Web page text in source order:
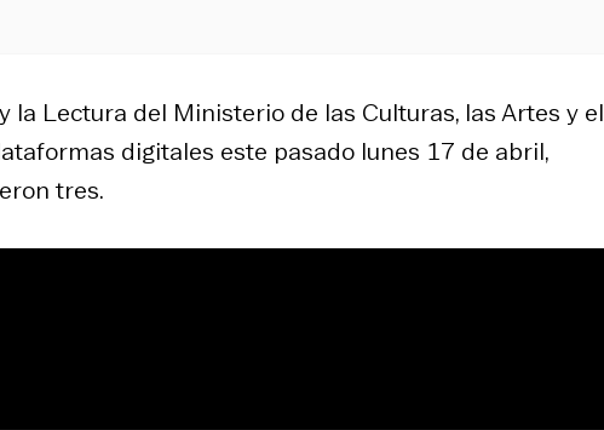
Lectura del Ministerio de las Culturas, las Artes y el
digitales este pasado lunes 17 de abril,
tres.